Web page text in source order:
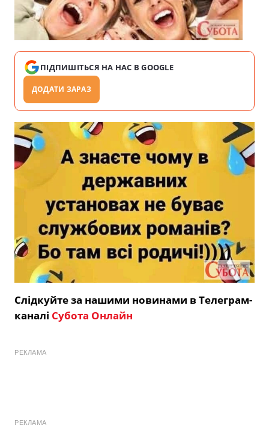
ПІДПИШІТЬСЯ НА НАС В GOOGLE
ДОДАТИ ЗАРАЗ
Слідкуйте за нашими новинами в Телеграм-
каналі Субота Онлайн
РЕКЛАМА
РЕКЛАМА